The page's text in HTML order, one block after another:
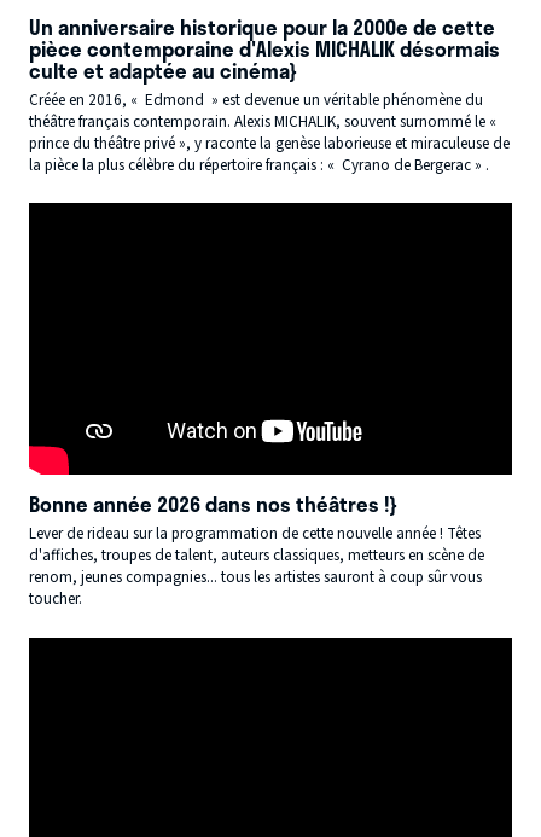
Un anniversaire historique pour la 2000e de cette
pièce contemporaine d'Alexis MICHALIK désormais
culte et adaptée au cinéma}
Créée en 2016, « Edmond » est devenue un véritable phénomène du
théâtre français contemporain. Alexis MICHALIK, souvent surnommé le «
prince du théâtre privé », y raconte la genèse laborieuse et miraculeuse de
la pièce la plus célèbre du répertoire français : « Cyrano de Bergerac » .
Bonne année 2026 dans nos théâtres !}
Lever de rideau sur la programmation de cette nouvelle année ! Têtes
d'affiches, troupes de talent, auteurs classiques, metteurs en scène de
renom, jeunes compagnies... tous les artistes sauront à coup sûr vous
toucher.